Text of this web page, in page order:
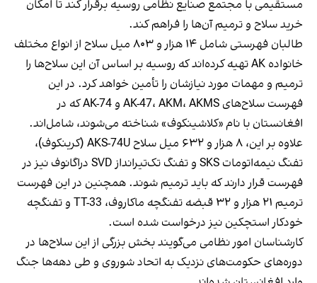
مستقیمی با مجتمع صنایع نظامی روسیه برقرار کند تا امکان
خرید سلاح و ترمیم آن‌ها را فراهم کند.
طالبان فهرستی شامل ۱۴ هزار و ۸۰۳ میل سلاح از انواع مختلف
خانواده AK تهیه کرده‌اند که روسیه بر اساس آن این سلاح‌ها را
ترمیم و مهمات مورد نیازشان را تأمین خواهد کرد. در این
فهرست سلاح‌های AK-47، AKM، AKMS و AK-74 که در
افغانستان با نام «کلاشینکوف» شناخته می‌شوند، شامل‌اند.
علاوه بر این، ۸ هزار و ۶۳۲ میل سلاح AKS-74U (کرینکوف)،
تفنگ نیمه‌اتومات SKS و تفنگ تک‌تیرانداز SVD دراگانوف نیز در
فهرست قرار دارند که باید ترمیم شوند. همچنین در این فهرست
ترمیم ۲۱ هزار و ۳۲ قبضه تفنگچه ماکاروف، TT-33 و تفنگچه
خودکار استچکین نیز درخواست شده است.
کارشناسان امور نظامی می‌گویند بخش بزرگی از این سلاح‌ها در
دوره‌های حکومت‌های نزدیک به اتحاد شوروی و طی دهه‌ها جنگ